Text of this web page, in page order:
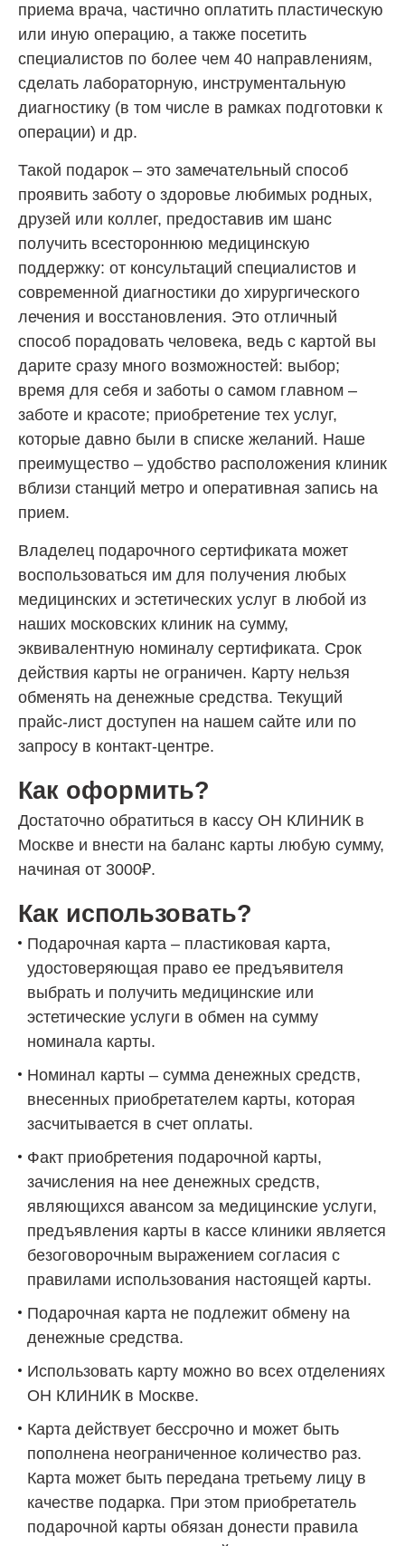
приема врача, частично оплатить пластическую
или иную операцию, а также посетить
специалистов по более чем 40 направлениям,
сделать лабораторную, инструментальную
диагностику (в том числе в рамках подготовки к
операции) и др.
Такой подарок – это замечательный способ
проявить заботу о здоровье любимых родных,
друзей или коллег, предоставив им шанс
получить всестороннюю медицинскую
поддержку: от консультаций специалистов и
современной диагностики до хирургического
лечения и восстановления. Это отличный
способ порадовать человека, ведь с картой вы
дарите сразу много возможностей: выбор;
время для себя и заботы о самом главном –
заботе и красоте; приобретение тех услуг,
которые давно были в списке желаний. Наше
преимущество – удобство расположения клиник
вблизи станций метро и оперативная запись на
прием.
Владелец подарочного сертификата может
воспользоваться им для получения любых
медицинских и эстетических услуг в любой из
наших московских клиник на сумму,
эквивалентную номиналу сертификата. Срок
действия карты не ограничен. Карту нельзя
обменять на денежные средства. Текущий
прайс-лист доступен на нашем сайте или по
запросу в контакт-центре.
Как оформить?
Достаточно обратиться в кассу ОН КЛИНИК в
Москве и внести на баланс карты любую сумму,
начиная от 3000₽.
Как использовать?
Подарочная карта – пластиковая карта,
удостоверяющая право ее предъявителя
выбрать и получить медицинские или
эстетические услуги в обмен на сумму
номинала карты.
Номинал карты – сумма денежных средств,
внесенных приобретателем карты, которая
засчитывается в счет оплаты.
Факт приобретения подарочной карты,
зачисления на нее денежных средств,
являющихся авансом за медицинские услуги,
предъявления карты в кассе клиники является
безоговорочным выражением согласия с
правилами использования настоящей карты.
Подарочная карта не подлежит обмену на
денежные средства.
Использовать карту можно во всех отделениях
ОН КЛИНИК в Москве.
Карта действует бессрочно и может быть
пополнена неограниченное количество раз.
Карта может быть передана третьему лицу в
качестве подарка. При этом приобретатель
подарочной карты обязан донести правила